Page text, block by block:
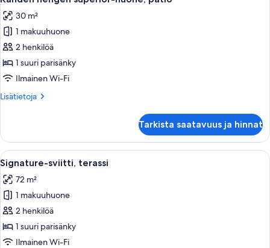
kaikki
huonetyypin
Kahden
hengen
superior-
huone,
kuvat
30 m²
1 makuuhuone
2 henkilöä
1 suuri parisänky
Ilmainen Wi-Fi
Lisätietoja
Lisätietoja
superior-
huone,
patio
Tarkista saatavuus ja hinnat
Avaa
kaikki
huonetyypin
Signature-
sviitti,
terassi
kuvat
Makuuhuoneessa on sänky,
16
Signature-sviitti, terassi
72 m²
1 makuuhuone
2 henkilöä
1 suuri parisänky
Ilmainen Wi-Fi